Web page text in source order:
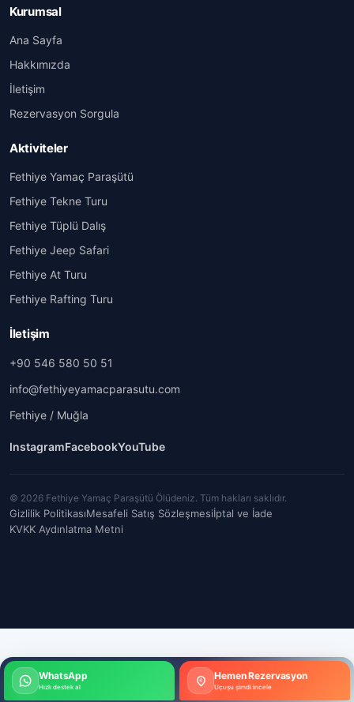
Kurumsal
Ana Sayfa
Hakkımızda
İletişim
Rezervasyon Sorgula
Aktiviteler
Fethiye Yamaç Paraşütü
Fethiye Tekne Turu
Fethiye Tüplü Dalış
Fethiye Jeep Safari
Fethiye At Turu
Fethiye Rafting Turu
İletişim
+90 546 580 50 51
info@fethiyeyamacparasutu.com
Fethiye / Muğla
InstagramFacebookYouTube
© 2026 Fethiye Yamaç Paraşütü Ölüdeniz. Tüm hakları saklıdır.
Gizlilik PolitikasıMesafeli Satış Sözleşmesiİptal ve İade
KVKK Aydınlatma Metni
WhatsApp
Hızlı destek al
Hemen Rezervasyon
Uçuşu şimdi incele